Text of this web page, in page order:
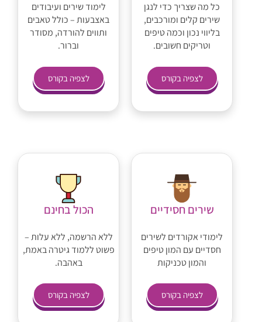
כל מה שצריך כדי לנגן
שירים קלים ומורכבים,
בליווי נכון וכמה טיפים
וטריקים חשובים.
לצפיה בקורס
לימוד שירים ועיבודים
באצבעות – כולל טאבים
ותווים להורדה, מסודר
וברור.
לצפיה בקורס
שירים חסידיים
לימודי אקורדים לשירים
חסדיים עם המון טיפים
והמון טכניקות
לצפיה בקורס
הכול בחינם
ללא הרשמה, ללא עלות –
פשוט ללמוד גיטרה באמת,
באהבה.
לצפיה בקורס